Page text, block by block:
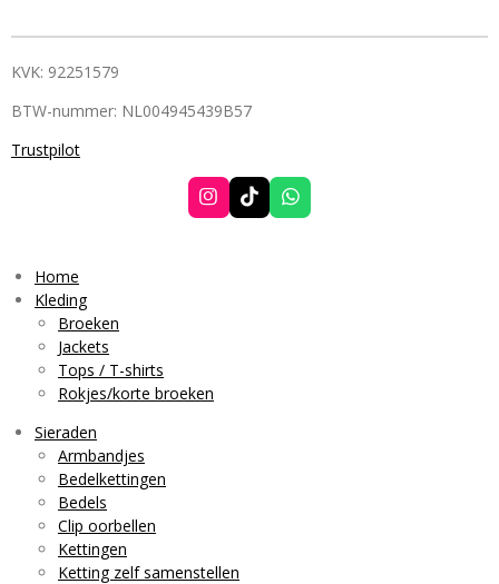
KVK: 92251579
BTW-nummer: NL004945439B57
Trustpilot
I
n
T
i
W
h
Home
Kleding
Broeken
Jackets
Tops / T-shirts
Rokjes/korte broeken
Sieraden
Armbandjes
Bedelkettingen
Bedels
Clip oorbellen
Kettingen
Ketting zelf samenstellen